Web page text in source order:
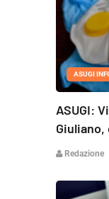
ASUGI
ASUGI:
Redazione